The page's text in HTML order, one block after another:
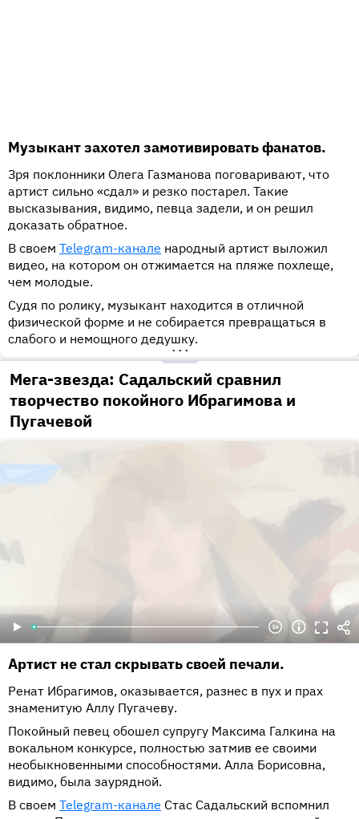
Музыкант захотел замотивировать фанатов.
Зря поклонники Олега Газманова поговаривают, что
артист сильно «сдал» и резко постарел. Такие
высказывания, видимо, певца задели, и он решил
доказать обратное.
В своем Telegram-канале народный артист выложил
видео, на котором он отжимается на пляже похлеще,
чем молодые.
Судя по ролику, музыкант находится в отличной
физической форме и не собирается превращаться в
слабого и немощного дедушку.
•••
Мега-звезда: Садальский сравнил
творчество покойного Ибрагимова и
Пугачевой
Артист не стал скрывать своей печали.
Ренат Ибрагимов, оказывается, разнес в пух и прах
знаменитую Аллу Пугачеву.
Покойный певец обошел супругу Максима Галкина на
вокальном конкурсе, полностью затмив ее своими
необыкновенными способностями. Алла Борисовна,
видимо, была заурядной.
В своем Telegram-канале Стас Садальский вспомнил